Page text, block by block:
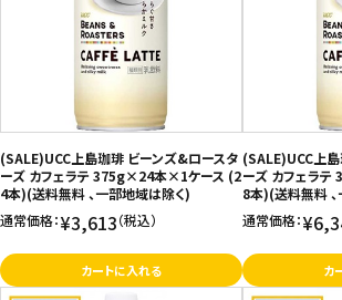
(SALE)UCC上島珈琲 ビーンズ&ロースタ
ーズ カフェラテ 375g×24本×1ケース (2
4本)(送料無料 、一部地域は除く)
通常価格：¥3,613（税込）
カートに入れる
(SALE)UCC上
ーズ カフェラ
8本)(送料無料
通常価格：
カ